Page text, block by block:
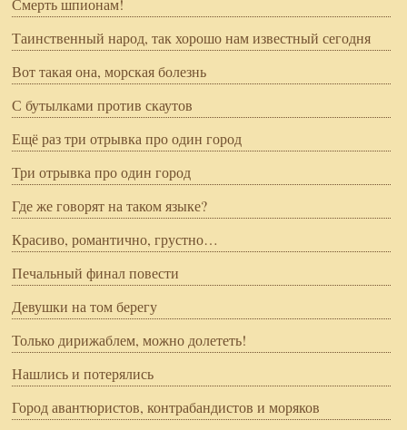
Смерть шпионам!
Таинственный народ, так хорошо нам известный сегодня
Вот такая она, морская болезнь
С бутылками против скаутов
Ещё раз три отрывка про один город
Три отрывка про один город
Где же говорят на таком языке?
Красиво, романтично, грустно…
Печальный финал повести
Девушки на том берегу
Только дирижаблем, можно долететь!
Нашлись и потерялись
Город авантюристов, контрабандистов и моряков